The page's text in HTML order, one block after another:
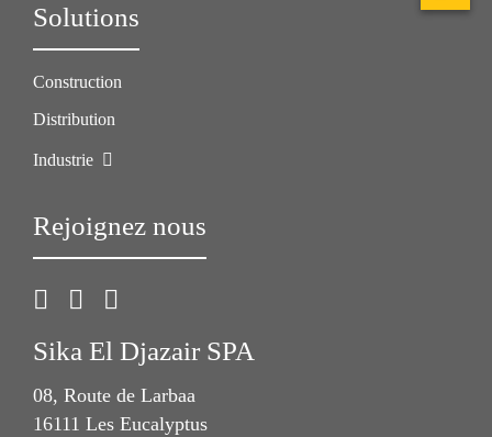
Solutions
Construction
Distribution
Industrie
Rejoignez nous
Sika El Djazair SPA
08, Route de Larbaa
16111 Les Eucalyptus